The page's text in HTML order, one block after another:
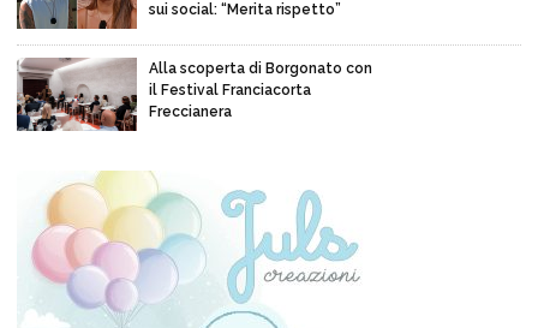
sui social: “Merita rispetto”
Alla scoperta di Borgonato con
il Festival Franciacorta
Freccianera